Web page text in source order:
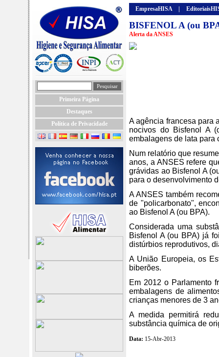
Primeira Página
Destaques
Política de Privacidade
EmpresaHISA
BISFENOL A (ou
Alerta da ANSES
A agência francesa para
nocivos do Bisfenol A
embalagens de lata para
Num relatório que
anos, a ANSES refere
grávidas ao Bisfenol A
para o desenvolvimento
A ANSES também
de "policarbonato",
ao Bisfenol A (ou BPA).
Considerada uma
Bisfenol A (ou BPA) já
distúrbios reprodutivos,
A União Europeia, os
biberões.
Em 2012 o Parlamento
embalagens de
crianças menores de 3
A medida permitirá
substância química de
Data: 15-Abr-2013